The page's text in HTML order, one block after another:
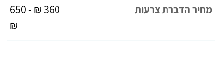
מחיר הדברת צרעות
360 ₪ - 650
₪